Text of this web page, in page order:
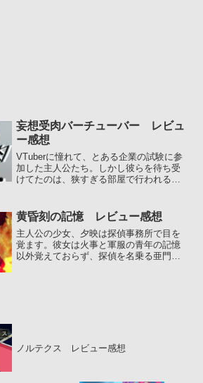
妄想受肉バーチューバー レビュ
ー感想
VTuberに憧れて、とある企業の試験に参
加した主人公たち。しかし彼らを待ち受
けてたのは、狭すぎる部屋で行われる脱
黄昏刻の記憶 レビュー感想
主人公の少女、夕映は探偵事務所で目を
覚ます。彼女は火事と軍服の青年の記憶
以外覚えておらず、探偵を名乗る亜門と
ノルテクス レビュー感想